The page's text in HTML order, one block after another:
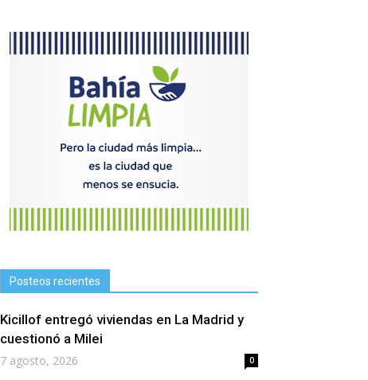
Posteos recientes
Kicillof entregó viviendas en La Madrid y
cuestionó a Milei
7 agosto, 2026 0